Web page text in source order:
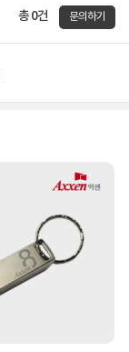
총 0건 문의하기